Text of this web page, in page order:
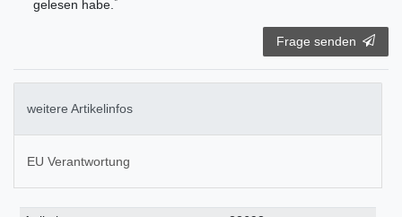
gelesen habe.
Frage senden
weitere Artikelinfos
EU Verantwortung